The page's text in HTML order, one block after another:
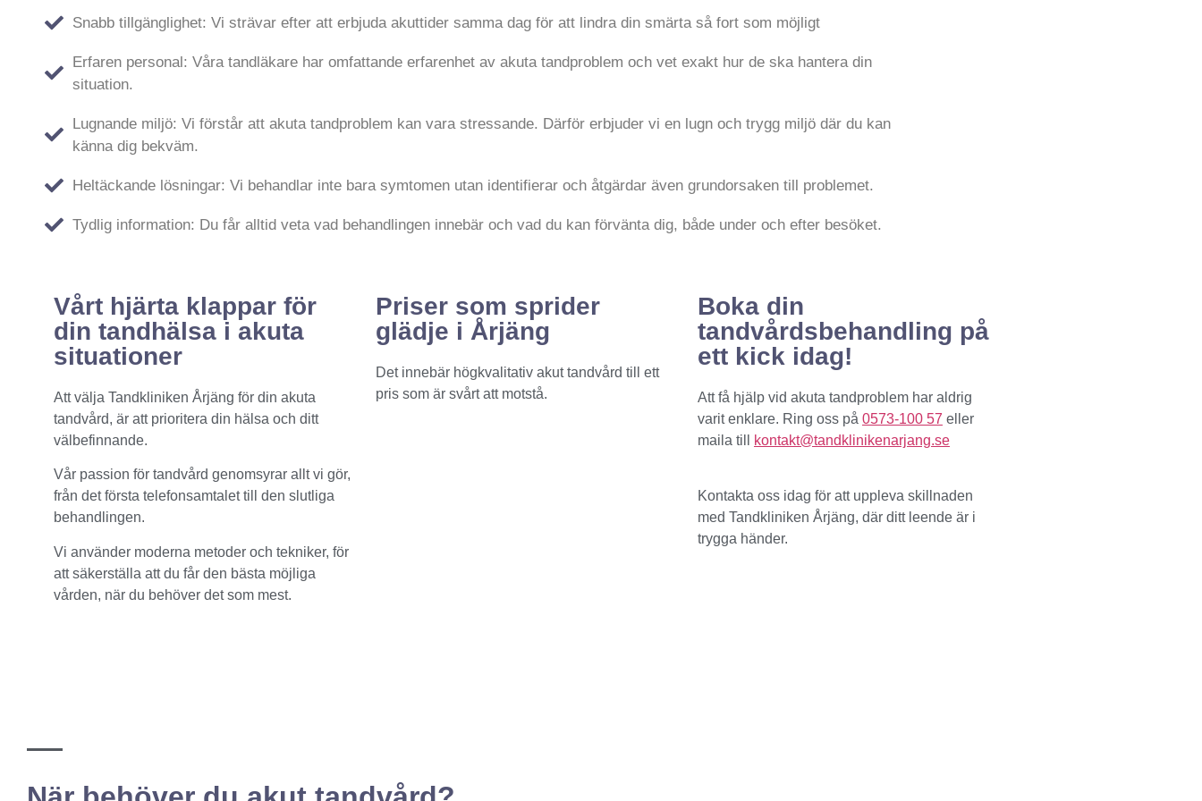
Snabb tillgänglighet: Vi strävar efter att erbjuda akuttider samma dag för att lindra din smärta så fort som möjligt
Erfaren personal: Våra tandläkare har omfattande erfarenhet av akuta tandproblem och vet exakt hur de ska hantera din
situation.
Lugnande miljö: Vi förstår att akuta tandproblem kan vara stressande. Därför erbjuder vi en lugn och trygg miljö där du kan
känna dig bekväm.
Heltäckande lösningar: Vi behandlar inte bara symtomen utan identifierar och åtgärdar även grundorsaken till problemet.
Tydlig information: Du får alltid veta vad behandlingen innebär och vad du kan förvänta dig, både under och efter besöket.
Vårt hjärta klappar för
din tandhälsa i akuta
situationer
Att välja Tandkliniken Årjäng för din akuta
tandvård, är att prioritera din hälsa och ditt
välbefinnande.
Vår passion för tandvård genomsyrar allt vi gör,
från det första telefonsamtalet till den slutliga
behandlingen.
Vi använder moderna metoder och tekniker, för
att säkerställa att du får den bästa möjliga
vården, när du behöver det som mest.
Priser som sprider
glädje i Årjäng
Det innebär högkvalitativ akut tandvård till ett
pris som är svårt att motstå.
Boka din
tandvårdsbehandling på
ett kick idag!
Att få hjälp vid akuta tandproblem har aldrig
varit enklare. Ring oss på 0573-100 57 eller
maila till
kontakt@tandklinikenarjang.se
Kontakta oss idag för att uppleva skillnaden
med Tandkliniken Årjäng, där ditt leende är i
trygga händer.